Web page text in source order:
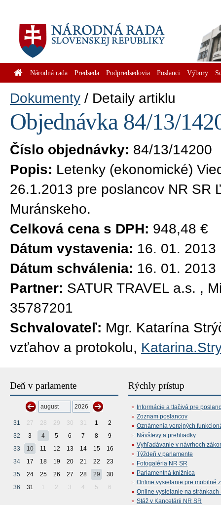
Národná rada Predseda Podpredsedovia Poslanci Výbory
Dokumenty Detaily artiklu
Objednávka 84/13/
Číslo objednávky: 84/13/14200
Popis: Letenky (ekonomické)
26.1.2013 pre poslancov NR SR
Muránskeho.
Celková cena s DPH: 948,48 €
Dátum vystavenia: 16. 01. 2013
Dátum schválenia: 16. 01. 2013
Partner: SATUR TRAVEL a.s. ,
35787201
Schvalovateľ: Mgr. Katarína
vzťahov a protokolu,
Deň v parlamente
31 27 28 29 30 31 1
2
32
3 4 5 6 7 8
9
33
10 11 12 13 14 15
16
34
17 18 19 20 21 22
23
35
24 25 26 27 28 29
30
36
31 1 2 3 4 5 6
Rýchly prístup
Informácie a tlačivá pre
Zoznam poslancov
Oznámenia verejných
Návštevy a prehliadky
Vyhľadávanie v návrhoch
Týždeň v parlamente
Fotogaléria NR SR
Parlamentná knižnica
Online vysielanie pre mobilné
Online vysielanie na stránkach
Stáž v Kancelárii NR SR